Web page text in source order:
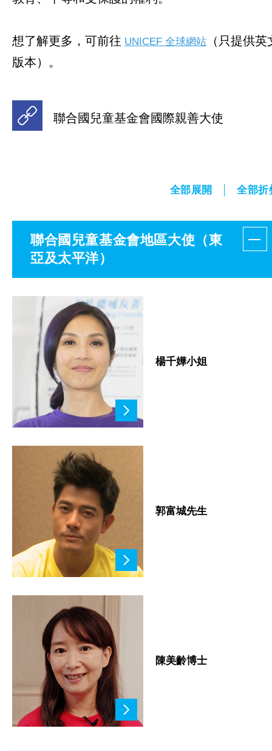
想了解更多，可前往 UNICEF 全球網站 （只提供英
版本）。
聯合國兒童基金會國際親善大使
全部展開 全部折
聯合國兒童基金會地區大使（東
亞及太平洋）
楊千嬅小姐
郭富城先生
陳美齡博士